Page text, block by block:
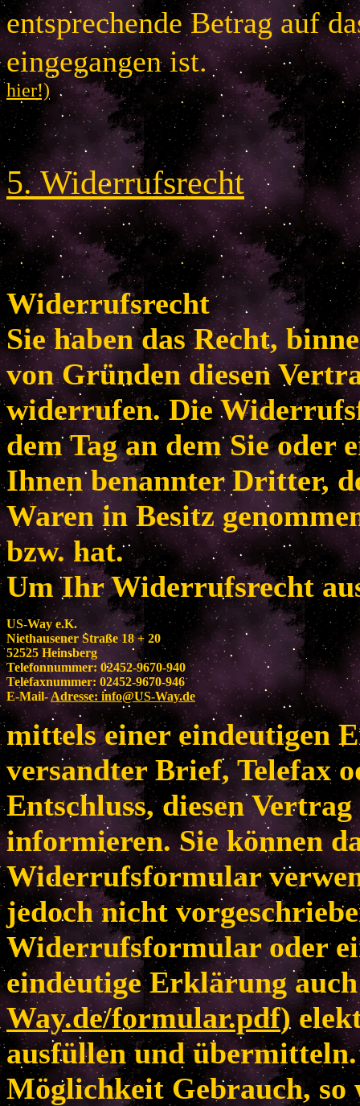
entsprechende Betrag auf
eingegangen
hier!)
5.Widerrufsrecht
Widerrufsrecht
Sie haben das Recht,
von Gründen diesen
widerrufen. Die
dem Tag an dem Sie oder
Ihnen benannter Dritter,
Waren in Besitz
bzw. hat.
Um Ihr Widerrufsrecht
US-Way e.K.
Niethausener Straße 18 + 20
52525 Heinsberg
Telefonnummer: 02452-9670-940
Telefaxnummer: 02452-9670-946
E-Mail-Adresse:info@US-Way.de
mittels einer eindeutigen
versandter Brief, Telefax
Entschluss, diesen
informieren. Sie können
Widerrufsformular
jedoch nicht
Widerrufsformular oder
eindeutige Erklärung
Way.de/formular.pdf)
ausfüllen und
Möglichkeit Gebrauch, so